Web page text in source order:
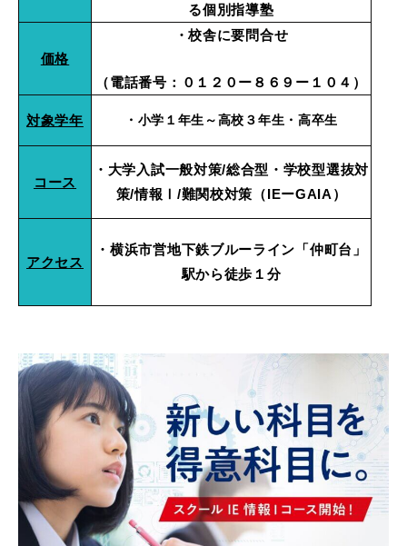
る個別指導塾
価格
・校舎に要問合せ
（電話番号：０１２０ー８６９ー１０４）
対象学年 ・小学１年生～高校３年生・高卒生
コース
・大学入試一般対策/総合型・学校型選抜対
策/情報Ⅰ/難関校対策（IEーGAIA）
アクセス
・横浜市営地下鉄ブルーライン「仲町台」
駅から徒歩１分